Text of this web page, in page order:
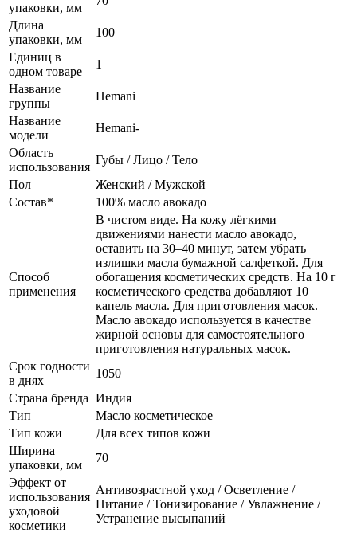
упаковки, мм
Длина
упаковки, мм
100
Единиц в
одном товаре
1
Название
группы
Hemani
Название
модели
Hemani-
Область
использования
Губы / Лицо / Тело
Пол
Женский / Мужской
Состав*
100% масло авокадо
Способ
применения
В чистом виде. На кожу лёгкими
движениями нанести масло авокадо,
оставить на 30–40 минут, затем убрать
излишки масла бумажной салфеткой. Для
обогащения косметических средств. На 10 г
косметического средства добавляют 10
капель масла. Для приготовления масок.
Масло авокадо используется в качестве
жирной основы для самостоятельного
приготовления натуральных масок.
Срок годности
в днях
1050
Страна бренда Индия
Тип
Масло косметическое
Тип кожи
Для всех типов кожи
Ширина
упаковки, мм
70
Эффект от
использования
уходовой
косметики
Антивозрастной уход / Осветление /
Питание / Тонизирование / Увлажнение /
Устранение высыпаний